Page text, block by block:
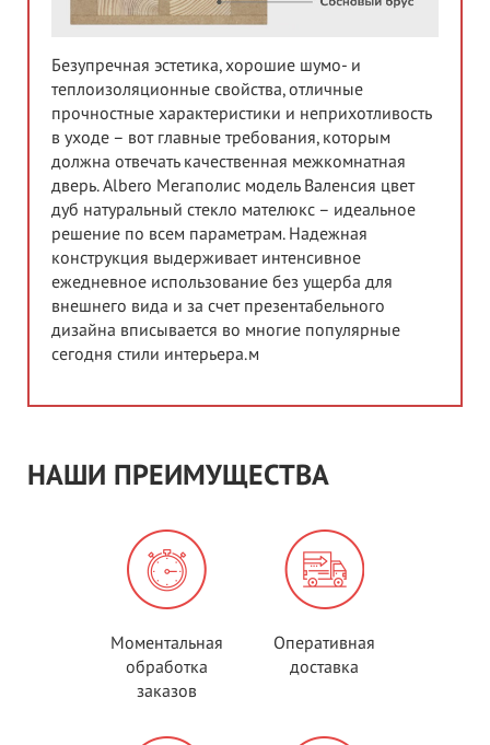
Безупречная эстетика, хорошие шумо- и
теплоизоляционные свойства, отличные
прочностные характеристики и неприхотливость
в уходе – вот главные требования, которым
должна отвечать качественная межкомнатная
дверь. Albero Мегаполис модель Валенсия цвет
дуб натуральный стекло мателюкс – идеальное
решение по всем параметрам. Надежная
конструкция выдерживает интенсивное
ежедневное использование без ущерба для
внешнего вида и за счет презентабельного
дизайна вписывается во многие популярные
сегодня стили интерьера.м
НАШИ ПРЕИМУЩЕСТВА
Моментальная
обработка
заказов
Оперативная
доставка